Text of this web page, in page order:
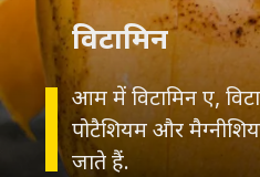
आम में विटामिन ए,
पोटैशियम और
जाते हैं.
विटामिन